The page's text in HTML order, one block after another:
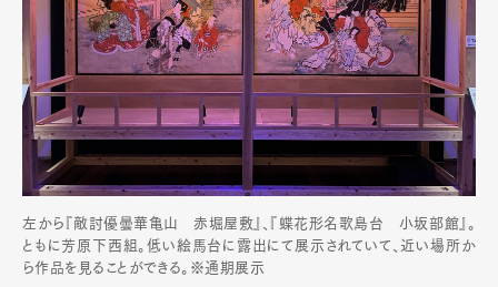
左から『敵討優曇華亀山 赤堀屋敷』、『蝶花形名歌島台 小坂部館』。
ともに芳原下西組。低い絵馬台に露出にて展示されていて、近い場所か
ら作品を見ることができる。※通期展示